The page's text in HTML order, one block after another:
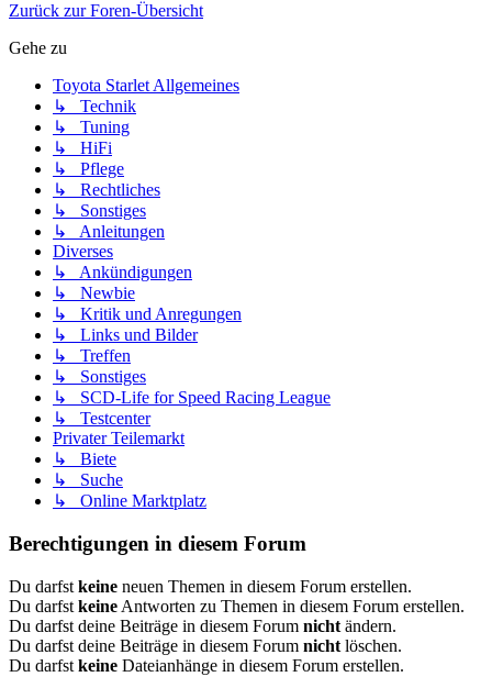
Zurück zur Foren-Übersicht
Gehe zu
Toyota Starlet Allgemeines
↳ Technik
↳ Tuning
↳ HiFi
↳ Pflege
↳ Rechtliches
↳ Sonstiges
↳ Anleitungen
Diverses
↳ Ankündigungen
↳ Newbie
↳ Kritik und Anregungen
↳ Links und Bilder
↳ Treffen
↳ Sonstiges
↳ SCD-Life for Speed Racing League
↳ Testcenter
Privater Teilemarkt
↳ Biete
↳ Suche
↳ Online Marktplatz
Berechtigungen in diesem Forum
Du darfst keine neuen Themen in diesem Forum erstellen.
Du darfst keine Antworten zu Themen in diesem Forum erstellen.
Du darfst deine Beiträge in diesem Forum nicht ändern.
Du darfst deine Beiträge in diesem Forum nicht löschen.
Du darfst keine Dateianhänge in diesem Forum erstellen.